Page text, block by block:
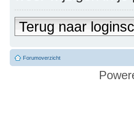
Terug naar
Forumoverzicht